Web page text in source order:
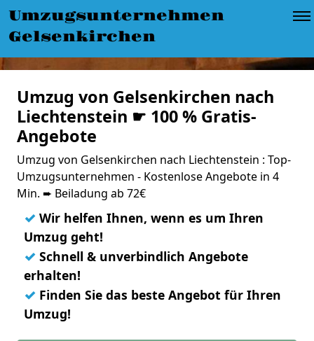
Umzugsunternehmen
Gelsenkirchen
Umzug von Gelsenkirchen nach
Liechtenstein ☛ 100 % Gratis-
Angebote
Umzug von Gelsenkirchen nach Liechtenstein : Top-
Umzugsunternehmen - Kostenlose Angebote in 4
Min. ➨ Beiladung ab 72€
✓ Wir helfen Ihnen, wenn es um Ihren
Umzug geht!
✓ Schnell & unverbindlich Angebote
erhalten!
✓ Finden Sie das beste Angebot für Ihren
Umzug!